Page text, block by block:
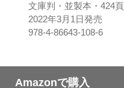
文庫判・並製本・424頁
2022年3月1日発売
978-4-86643-108-6
Amazonで購入